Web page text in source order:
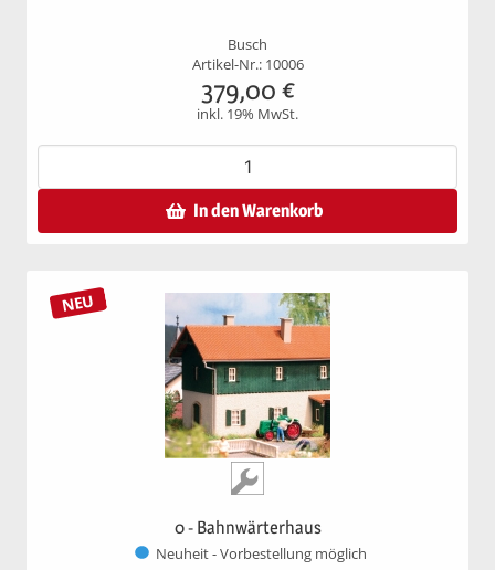
Busch
Artikel-Nr.: 10006
379,00 €
inkl. 19% MwSt.
In den Warenkorb
NEU
0 - Bahnwärterhaus
Neuheit - Vorbestellung möglich